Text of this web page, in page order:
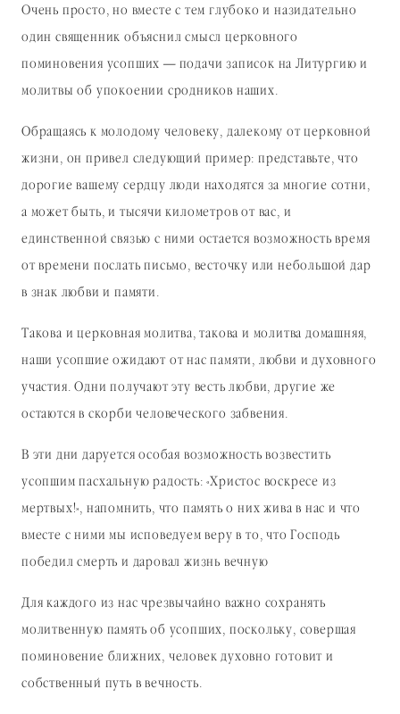
Очень просто, но вместе с тем глубоко и назидательно
один священник объяснил смысл церковного
поминовения усопших — подачи записок на Литургию и
молитвы об упокоении сродников наших.
Обращаясь к молодому человеку, далекому от церковной
жизни, он привел следующий пример: представьте, что
дорогие вашему сердцу люди находятся за многие сотни,
а может быть, и тысячи километров от вас, и
единственной связью с ними остается возможность время
от времени послать письмо, весточку или небольшой дар
в знак любви и памяти.
Такова и церковная молитва, такова и молитва домашняя,
наши усопшие ожидают от нас памяти, любви и духовного
участия. Одни получают эту весть любви, другие же
остаются в скорби человеческого забвения.
В эти дни даруется особая возможность возвестить
усопшим пасхальную радость: «Христос воскресе из
мертвых!», напомнить, что память о них жива в нас и что
вместе с ними мы исповедуем веру в то, что Господь
победил смерть и даровал жизнь вечную
Для каждого из нас чрезвычайно важно сохранять
молитвенную память об усопших, поскольку, совершая
поминовение ближних, человек духовно готовит и
собственный путь в вечность.